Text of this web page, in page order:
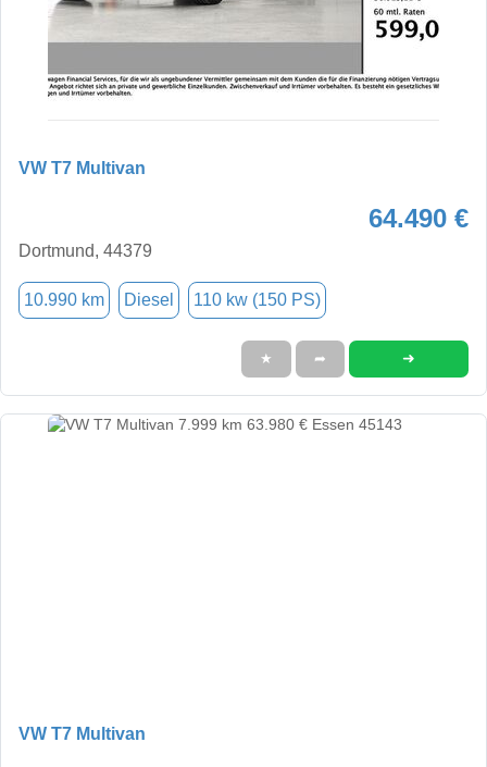
VW T7 Multivan
64.490 €
Dortmund, 44379
10.990 km Diesel 110 kw (150 PS)
★ ➦ ➜
VW T7 Multivan